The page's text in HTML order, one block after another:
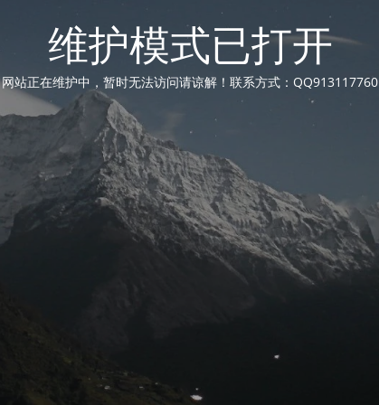
维护模式已打开
网站正在维护中，暂时无法访问请谅解！联系方式：QQ913117760